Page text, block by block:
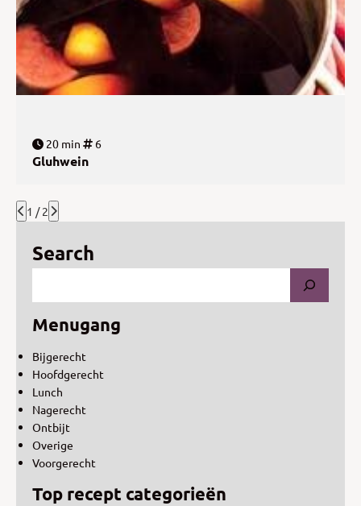
20 min 6
Gluhwein
1 / 2
Search
Menugang
Bijgerecht
Hoofdgerecht
Lunch
Nagerecht
Ontbijt
Overige
Voorgerecht
Top recept categorieën